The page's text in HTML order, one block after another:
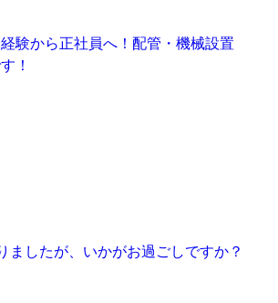
経験から正社員へ！配管・機械設置
！
ましたが、いかがお過ごしですか？